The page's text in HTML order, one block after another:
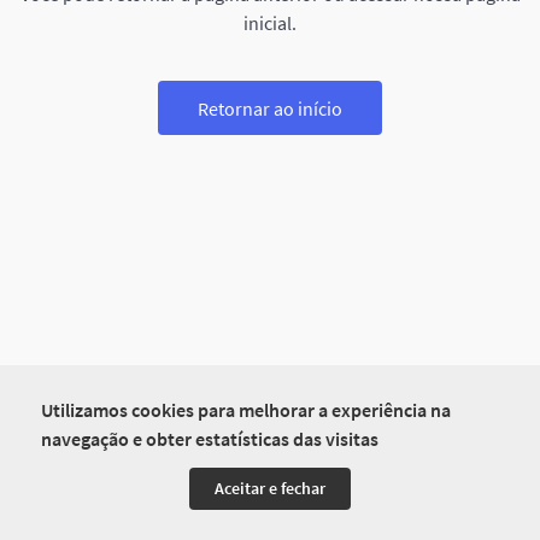
Utilizamos cookies para melhorar a experiência na
navegação e obter estatísticas das visitas
Aceitar e fechar
inicial.
Retornar ao início